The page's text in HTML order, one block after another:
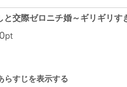
と交際ゼロニチ婚～ギリギリす
pt
らすじを表示する